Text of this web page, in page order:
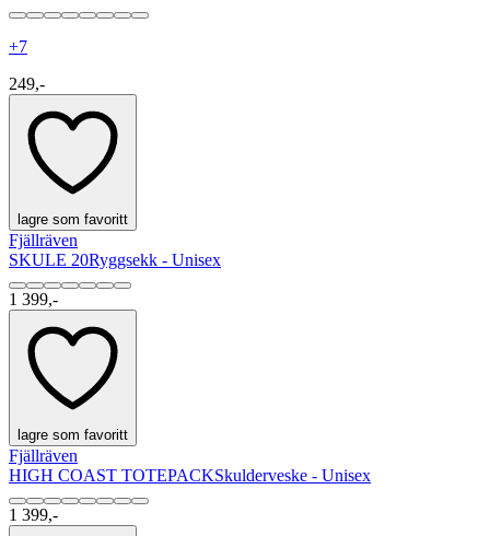
+7
249,-
lagre som favoritt
Fjällräven
SKULE 20Ryggsekk - Unisex
1 399,-
lagre som favoritt
Fjällräven
HIGH COAST TOTEPACKSkulderveske - Unisex
1 399,-